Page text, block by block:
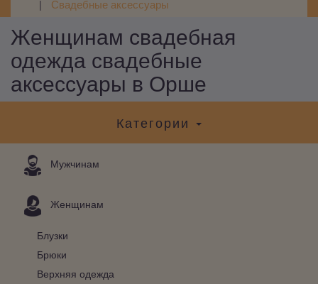
Свадебные аксессуары
Женщинам свадебная
одежда свадебные
аксессуары в Орше
Категории
Мужчинам
Женщинам
Блузки
Брюки
Верхняя одежда